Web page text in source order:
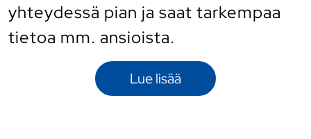
yhteydessä pian ja saat tarkempaa
tietoa mm. ansioista.
Lue lisää